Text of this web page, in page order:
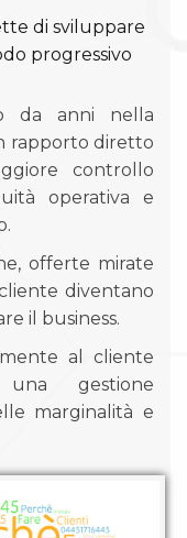
di sviluppare
progressivo
da anni nella
rapporto diretto
controllo
operativa e
offerte mirate
diventano
il business.
al cliente
gestione
marginalità e